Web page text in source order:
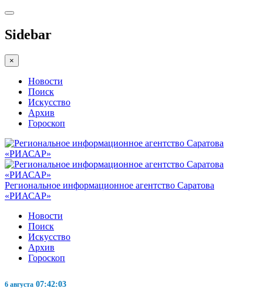
Sidebar
×
Новости
Поиск
Искусство
Архив
Гороскоп
Региональное информационное агентство Саратова
«РИАСАР»
Новости
Поиск
Искусство
Архив
Гороскоп
6 августа 07:42:03